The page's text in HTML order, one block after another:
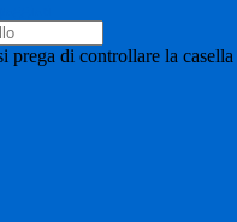
prega di controllare la